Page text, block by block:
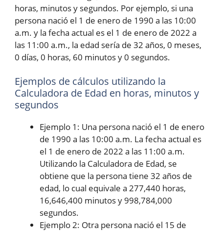
horas, minutos y segundos. Por ejemplo, si una
persona nació el 1 de enero de 1990 a las 10:00
a.m. y la fecha actual es el 1 de enero de 2022 a
las 11:00 a.m., la edad sería de 32 años, 0 meses,
0 días, 0 horas, 60 minutos y 0 segundos.
Ejemplos de cálculos utilizando la
Calculadora de Edad en horas, minutos y
segundos
Ejemplo 1: Una persona nació el 1 de enero
de 1990 a las 10:00 a.m. La fecha actual es
el 1 de enero de 2022 a las 11:00 a.m.
Utilizando la Calculadora de Edad, se
obtiene que la persona tiene 32 años de
edad, lo cual equivale a 277,440 horas,
16,646,400 minutos y 998,784,000
segundos.
Ejemplo 2: Otra persona nació el 15 de